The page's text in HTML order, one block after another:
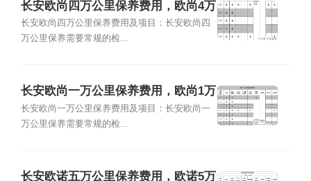
长安欧尚四万公里保养费用，欧尚4万
公里保养项目
长安欧尚四万公里保养费用及项目：长安欧尚四
万公里保养需要常规的检...
长安欧尚一万公里保养费用，欧尚1万
公里保养项目
长安欧尚一万公里保养费用及项目：长安欧尚一
万公里保养需要常规的检...
长安欧诺五万公里保养费用，欧诺5万